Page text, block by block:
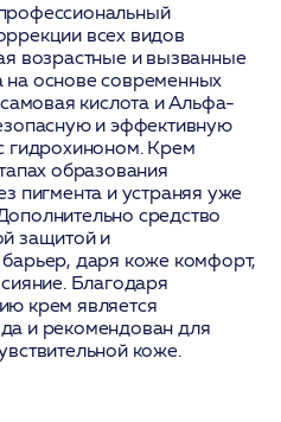
всех видов
возрастные и вызванные
основе современных
кислота и Альфа-
и эффективную
гидрохиноном. Крем
образования
пигмента и устраняя уже
средство
защитой и
даря коже комфорт,
Благодаря
крем является
и рекомендован для
коже.